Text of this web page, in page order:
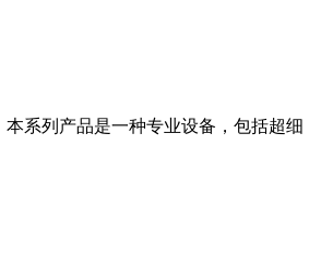
系列产品是一种专业设备，包括超细